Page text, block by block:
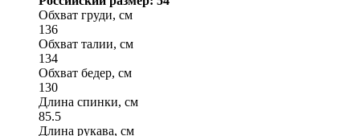
Обхват груди, см
136
Обхват талии, см
134
Обхват бедер, см
130
Длина спинки, см
85.5
Длина рукава, см